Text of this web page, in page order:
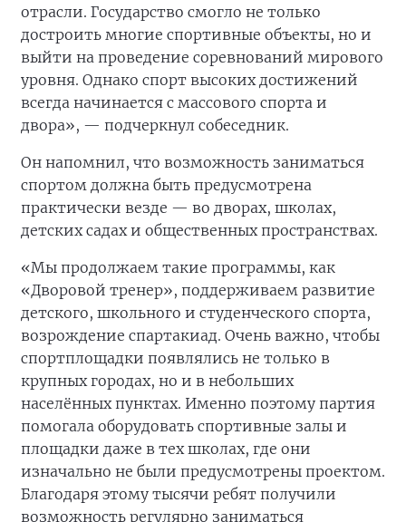
отрасли. Государство смогло не только
достроить многие спортивные объекты, но и
выйти на проведение соревнований мирового
уровня. Однако спорт высоких достижений
всегда начинается с массового спорта и
двора», — подчеркнул собеседник.
Он напомнил, что возможность заниматься
спортом должна быть предусмотрена
практически везде — во дворах, школах,
детских садах и общественных пространствах.
«Мы продолжаем такие программы, как
«Дворовой тренер», поддерживаем развитие
детского, школьного и студенческого спорта,
возрождение спартакиад. Очень важно, чтобы
спортплощадки появлялись не только в
крупных городах, но и в небольших
населённых пунктах. Именно поэтому партия
помогала оборудовать спортивные залы и
площадки даже в тех школах, где они
изначально не были предусмотрены проектом.
Благодаря этому тысячи ребят получили
возможность регулярно заниматься